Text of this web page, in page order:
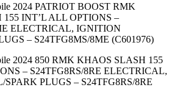
2024 PATRIOT BOOST RMK
INT’L ALL OPTIONS –
ELECTRICAL, IGNITION
– S24TFG8MS/8ME (C601976)
2024 850 RMK KHAOS SLASH 155
– S24TFG8RS/8RE ELECTRICAL,
PLUGS – S24TFG8RS/8RE